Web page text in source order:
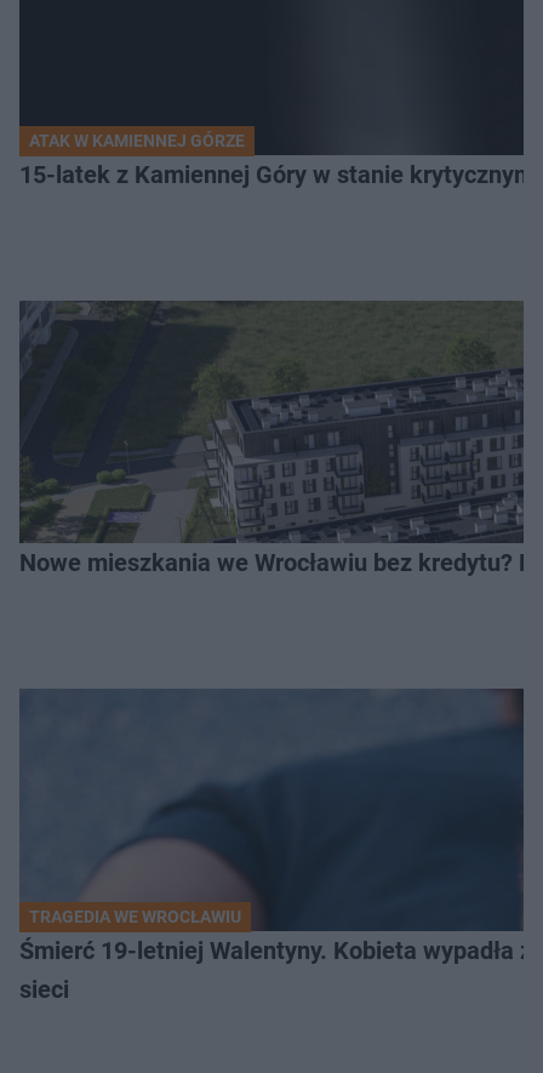
ATAK W KAMIENNEJ GÓRZE
15-latek z Kamiennej Góry w stanie
Nowe mieszkania we Wrocławiu bez kredytu?
TRAGEDIA WE WROCŁAWIU
Śmierć 19-letniej Walentyny. Kobieta wypadła
sieci